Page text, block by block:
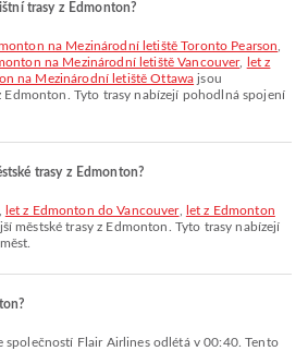
trasy z Edmonton?
na Mezinárodní letiště Toronto Pearson
na Mezinárodní letiště Vancouver,
let z
na Mezinárodní letiště Ottawa jsou
Tyto trasy nabízejí pohodlná spojení
trasy z Edmonton?
let z Edmonton do Vancouver,
let z Edmonton
městské trasy z Edmonton. Tyto trasy nabízejí